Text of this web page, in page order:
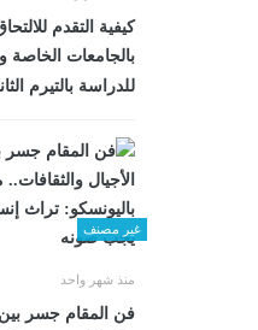
كيفية التقدم
بالجامعات الخاصة
للدراسة بالتيرم
غير مصنف
منذ شهر واحد
فن المقام جسر بين